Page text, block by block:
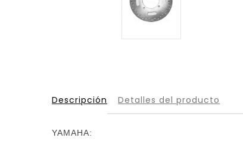
Descripción Detalles del producto
YAMAHA: